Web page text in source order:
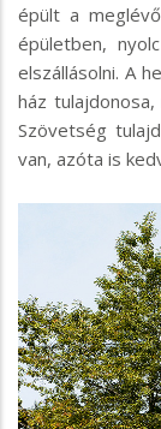
épült a
épületben,
elszállásolni. A
ház
Szövetség
van, azóta is